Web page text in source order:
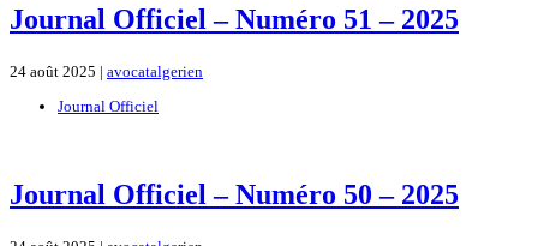
Journal Officiel – Numéro 51 – 2025
24 août 2025 | avocatalgerien
Journal Officiel
Journal Officiel – Numéro 50 – 2025